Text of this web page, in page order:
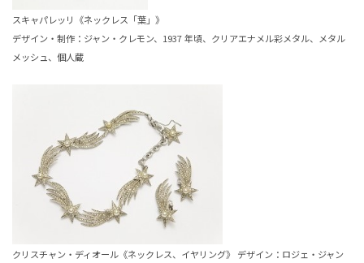
スキャパレッリ《ネックレス「葉」》
デザイン・制作：ジャン・クレモン、1937 年頃、クリアエナメル彩メタル、メタル
メッシュ、個人蔵
クリスチャン・ディオール《ネックレス、イヤリング》 デザイン：ロジェ・ジャン